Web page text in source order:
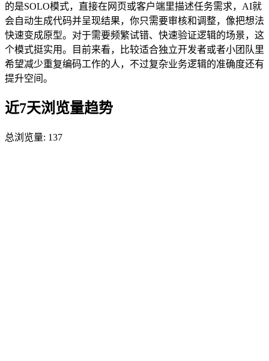
的是SOLO模式，直接在网页或客户端里描述任务需求，AI就
会自动生成代码并呈现结果，你只需要审核和调整，像把想法
快速变成原型。对于需要频繁试错、快速验证逻辑的场景，这
个模式挺实用。目前来看，比较适合独立开发者或者小团队里
希望减少重复编码工作的人，不过复杂业务逻辑的准确度还有
提升空间。
近7天浏览量趋势
总浏览量: 137